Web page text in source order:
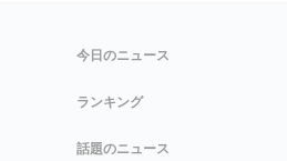
今日のニュース
ランキング
話題のニュース